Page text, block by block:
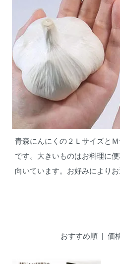
青森にんにくの２Ｌサイズと
です。大きいものはお料理に
向いています。お好みによりお
おすすめ順| 価